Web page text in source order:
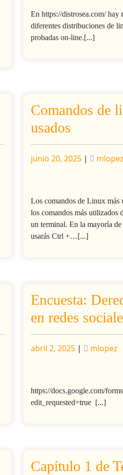
En https://distrosea.com/ hay
diferentes distribuciones de
probadas on-line.[...]
Comandos de
usados
Publicado
junio 20, 2025| Publicado
mlopez
Los comandos de Linux más
los comandos más utilizados
un terminal. En la mayoría
usarás Ctrl +…[...]
Encuesta:
en redes
Publicado
abril 2, 2025| Publicado
mlopez
https://docs.google.com/
edit_requested=true [...]
Capítulo 1 de